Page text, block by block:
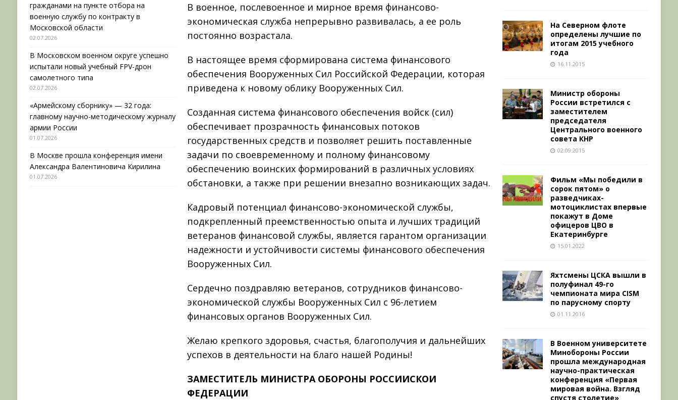
В военное, послевоенное и мирное время финансово-
экономическая служба непрерывно развивалась, а ее роль
постоянно возрастала.
В настоящее время сформирована система финансового
обеспечения Вооруженных Сил Российской Федерации, которая
приведена к новому облику Вооруженных Сил.
Созданная система финансового обеспечения войск (сил)
обеспечивает прозрачность финансовых потоков
государственных средств и позволяет решить поставленные
задачи по своевременному и полному финансовому
обеспечению воинских формирований в различных условиях
обстановки, а также при решении внезапно возникающих задач.
Кадровый потенциал финансово-экономической службы,
подкрепленный преемственностью опыта и лучших традиций
ветеранов финансовой службы, является гарантом организации
надежности и устойчивости системы финансового обеспечения
Вооруженных Сил.
Сердечно поздравляю ветеранов, сотрудников финансово-
экономической службы Вооруженных Сил с 96-летием
финансовых органов Вооруженных Сил.
Желаю крепкого здоровья, счастья, благополучия и дальнейших
успехов в деятельности на благо нашей Родины!
ЗАМЕСТИТЕЛЬ МИНИСТРА ОБОРОНЫ РОССИИСКОИ
ФЕДЕРАЦИИ
гражданами на пункте отбора на
военную службу по контракту в
Московской области
02.07.2026
В Московском военном округе успешно
испытали новый учебный FPV-дрон
самолетного типа
02.07.2026
«Армейскому сборнику» — 32 года:
главному научно-методическому журналу
армии России
01.07.2026
В Москве прошла конференция имени
Александра Валентиновича Кирилина
01.07.2026
На Северном флоте
определены лучшие по
итогам 2015 учебного
года
16.11.2015
Министр обороны
России встретился с
заместителем
председателя
Центрального военного
совета КНР
02.09.2015
Фильм «Мы победили в
сорок пятом» о
разведчиках-
мотоциклистах впервые
покажут в Доме
офицеров ЦВО в
Екатеринбурге
15.01.2022
Яхтсмены ЦСКА вышли в
полуфинал 49-го
чемпионата мира CISM
по парусному спорту
01.11.2016
В Военном университете
Минобороны России
прошла международная
научно-практическая
конференция «Первая
мировая война. Взгляд
спустя столетие»